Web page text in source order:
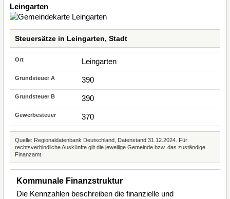
Leingarten
Steuersätze in Leingarten, Stadt
Leingarten
390
390
370
Quelle: Regionaldatenbank Deutschland, Datenstand 31.12.2024. Für
rechtsverbindliche Auskünfte gilt die jeweilige Gemeinde bzw. das zuständige
Finanzamt.
Kommunale Finanzstruktur
Die Kennzahlen beschreiben die finanzielle und